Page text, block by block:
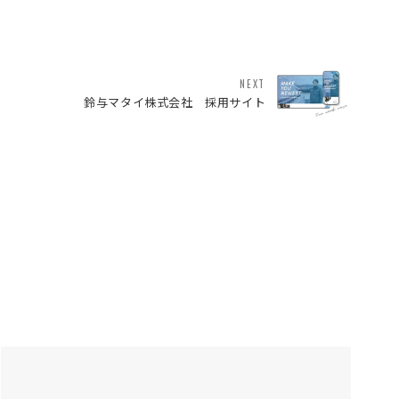
NEXT
鈴与マタイ株式会社 採用サイト